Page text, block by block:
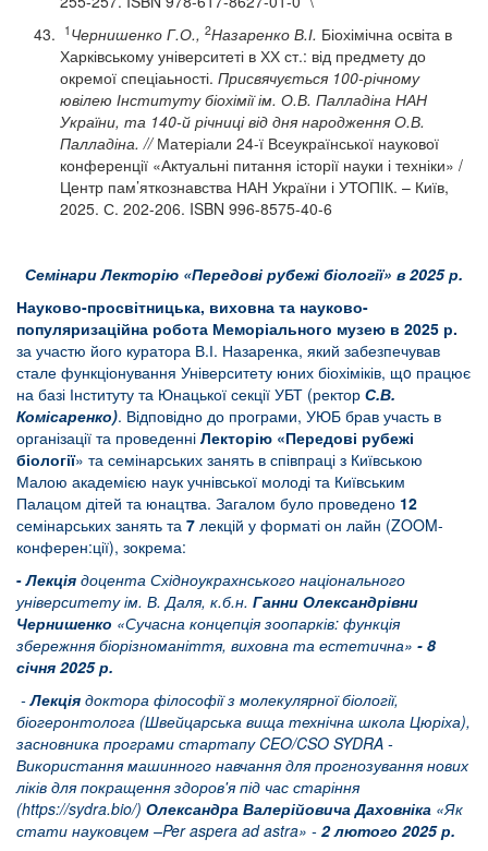
1 Чернишенко Г.О., 2Назаренко В.І. Біохімічна освіта в
Харківському університеті в ХХ ст.: від предмету до
окремої спеціаьності. Присвячується 100-річному
ювілею Інституту біохімії ім. О.В. Палладіна НАН
України, та 140-й річниці від дня народження О.В.
Палладіна. //Матеріали 24-ї Всеукраїнської наукової
конференції «Актуальні питання історії науки і техніки» /
Центр пам’яткознавства НАН України і УТОПІК. – Київ,
2025. С. 202-206. ISBN 996-8575-40-6
Семінари Лекторію «Передові рубежі біології» в 2025р.
Науково-просвітницька, виховна та науково-
популяризаційна робота Меморіального музею в 2025 р.
за участю його куратора В.І. Назаренка, який забезпечував
стале функціонування Університету юних біохіміків, щo працює
на базі Інституту та Юнацької секції УБТ (ректор С.В.
Комісаренко). Відповідно до програми, УЮБ брав участь в
організації та проведенні Лекторію «Передові рубежі
біології» та семінарських занять в співпраці з Київською
Малою академією наук учнівської молоді та Київським
Палацом дітей та юнацтва. Загалом було проведено 12
семінарських занять та 7 лекцій у форматі он лайн (ZOOM-
конферен:ції), зокрема:
-Лекція доцента Східноукрахнського національного
університету ім. В. Даля, к.б.н. Ганни Олександрівни
Чернишенко «Сучасна концепція зоопарків: функція
збережння біорізноманіття, виховна та естетична» - 8
січня 2025 р.
-Лекція доктора філософії з молекулярної біології,
біогеронтолога (Швейцарська вища технічна школа Цюріха),
засновника програми стартапу CEO/CSO SYDRA -
Використання машинного навчання для прогнозування нових
ліків дляпокращення здоров'я під час старіння
(https://sydra.bio/) Олександра Валерійовича Даховніка «Як
стати науковцем –Per aspera ad astra» - 2 лютого 2025 р.